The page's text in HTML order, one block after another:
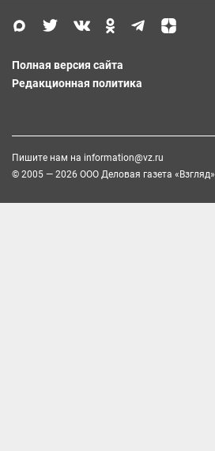
Полная версия сайта
Редакционная политика
Пишите нам на information@vz.ru
© 2005 — 2026 ООО Деловая газета «Взгляд»